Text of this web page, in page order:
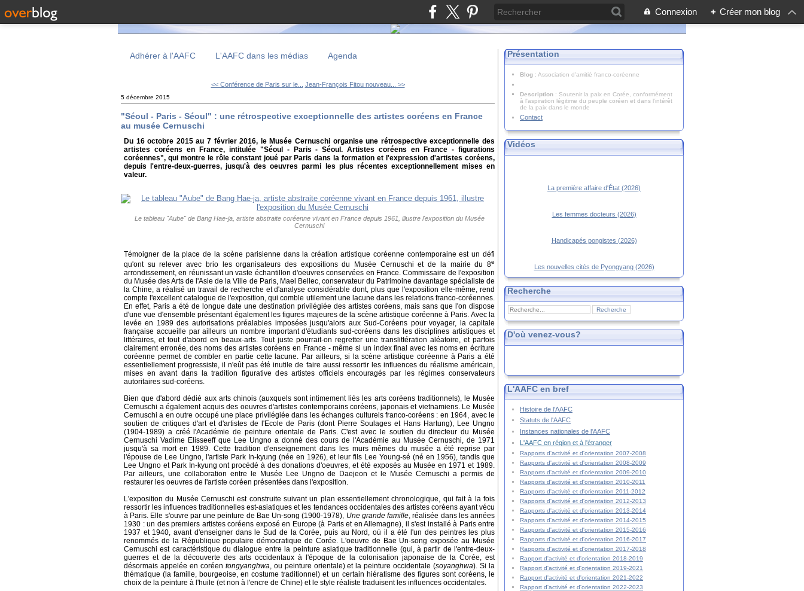
Connexion + Créer mon blog
Adhérer à l'AAFC L'AAFC dans les médias Agenda
<< Conférence de Paris sur le... Jean-François Fitou nouveau... >>
5 décembre 2015
"Séoul - Paris - Séoul" : une rétrospective exceptionnelle des artistes coréens en France
au musée Cernuschi
Du 16 octobre 2015 au 7 février 2016, le Musée Cernuschi organise une rétrospective exceptionnelle des
artistes coréens en France, intitulée "Séoul - Paris - Séoul. Artistes coréens en France - figurations
coréennes", qui montre le rôle constant joué par Paris dans la formation et l'expression d'artistes coréens,
depuis l'entre-deux-guerres, jusqu'à des oeuvres parmi les plus récentes exceptionnellement mises en
valeur.
Le tableau "Aube" de Bang Hae-ja, artiste abstraite coréenne vivant en France depuis 1961, illustre l'exposition du Musée
Cernuschi
Témoigner de la place de la scène parisienne dans la création artistique coréenne contemporaine est un défi
qu'ont su relever avec brio les organisateurs des expositions du Musée Cernuschi et de la mairie du 8e
arrondissement, en réunissant un vaste échantillon d'oeuvres conservées en France. Commissaire de l'exposition
du Musée des Arts de l'Asie de la Ville de Paris, Mael Bellec, conservateur du Patrimoine davantage spécialiste de
la Chine, a réalisé un travail de recherche et d'analyse considérable dont, plus que l'exposition elle-même, rend
compte l'excellent catalogue de l'exposition, qui comble utilement une lacune dans les relations franco-coréennes.
En effet, Paris a été de longue date une destination privilégiée des artistes coréens, mais sans que l'on dispose
d'une vue d'ensemble présentant également les figures majeures de la scène artistique coréenne à Paris. Avec la
levée en 1989 des autorisations préalables imposées jusqu'alors aux Sud-Coréens pour voyager, la capitale
française accueille par ailleurs un nombre important d'étudiants sud-coréens dans les disciplines artistiques et
littéraires, et tout d'abord en beaux-arts. Tout juste pourrait-on regretter une translittération aléatoire, et parfois
clairement erronée, des noms des artistes coréens en France - même si un index final avec les noms en écriture
coréenne permet de combler en partie cette lacune. Par ailleurs, si la scène artistique coréenne à Paris a été
essentiellement progressiste, il n'eût pas été inutile de faire aussi ressortir les influences du réalisme américain,
mises en avant dans la tradition figurative des artistes officiels encouragés par les régimes conservateurs
autoritaires sud-coréens.
Bien que d'abord dédié aux arts chinois (auxquels sont intimement liés les arts coréens traditionnels), le Musée
Cernuschi a également acquis des oeuvres d'artistes contemporains coréens, japonais et vietnamiens. Le Musée
Cernuschi a en outre occupé une place privilégiée dans les échanges culturels franco-coréens : en 1964, avec le
soutien de critiques d'art et d'artistes de l'Ecole de Paris (dont Pierre Soulages et Hans Hartung), Lee Ungno
(1904-1989) a créé l'Académie de peinture orientale de Paris. C'est avec le soutien du directeur du Musée
Cernuschi Vadime Elisseeff que Lee Ungno a donné des cours de l'Académie au Musée Cernuschi, de 1971
jusqu'à sa mort en 1989. Cette tradition d'enseignement dans les murs mêmes du musée a été reprise par
l'épouse de Lee Ungno, l'artiste Park In-kyung (née en 1926), et leur fils Lee Young-sé (né en 1956), tandis que
Lee Ungno et Park In-kyung ont procédé à des donations d'oeuvres, et été exposés au Musée en 1971 et 1989.
Par ailleurs, une collaboration entre le Musée Lee Ungno de Daejeon et le Musée Cernuschi a permis de
restaurer les oeuvres de l'artiste coréen présentées dans l'exposition.
L'exposition du Musée Cernuschi est construite suivant un plan essentiellement chronologique, qui fait à la fois
ressortir les influences traditionnelles est-asiatiques et les tendances occidentales des artistes coréens ayant vécu
à Paris. Elle s'ouvre par une peinture de Bae Un-song (1900-1978), Une grande famille, réalisée dans les années
1930 : un des premiers artistes coréens exposé en Europe (à Paris et en Allemagne), il s'est installé à Paris entre
1937 et 1940, avant d'enseigner dans le Sud de la Corée, puis au Nord, où il a été l'un des peintres les plus
renommés de la République populaire démocratique de Corée. L'oeuvre de Bae Un-song exposée au Musée
Cernuschi est caractéristique du dialogue entre la peinture asiatique traditionnelle (qui, à partir de l'entre-deux-
guerres et de la découverte des arts occidentaux à l'époque de la colonisation japonaise de la Corée, est
désormais appelée en coréen tongyanghwa, ou peinture orientale) et la peinture occidentale (soyanghwa). Si la
thématique (la famille, bourgeoise, en costume traditionnel) et un certain hiératisme des figures sont coréens, le
choix de la peinture à l'huile (et non à l'encre de Chine) et le style réaliste traduisent les influences occidentales.
Présentation
Blog : Association d'amitié franco-coréenne
Description : Soutenir la paix en Corée, conformément
à l'aspiration légitime du peuple coréen et dans l’intérêt
de la paix dans le monde
Contact
Vidéos
La première affaire d'État (2026)
Les femmes docteurs (2026)
Handicapés pongistes (2026)
Les nouvelles cités de Pyongyang (2026)
Recherche
D'où venez-vous?
L'AAFC en bref
Histoire de l'AAFC
Statuts de l'AAFC
Instances nationales de l'AAFC
L'AAFC en région et à l'étranger
Rapports d'activité et d'orientation 2007-2008
Rapports d'activité et d'orientation 2008-2009
Rapports d'activité et d'orientation 2009-2010
Rapports d'activité et d'orientation 2010-2011
Rapports d'activité et d'orientation 2011-2012
Rapports d'activité et d'orientation 2012-2013
Rapports d'activité et d'orientation 2013-2014
Rapports d'activité et d'orientation 2014-2015
Rapports d'activité et d'orientation 2015-2016
Rapports d'activité et d'orientation 2016-2017
Rapports d'activité et d'orientation 2017-2018
Rapport d'activité et d'orientation 2018-2019
Rapport d'activité et d'orientation 2019-2021
Rapport d'activité et d'orientation 2021-2022
Rapport d'activité et d'orientation 2022-2023